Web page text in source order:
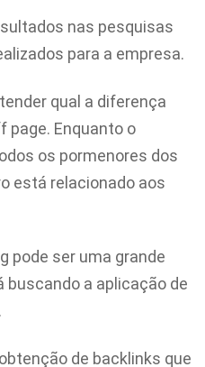
nas pesquisas
para a empresa.
qual a diferença
page. Enquanto o
os pormenores dos
está relacionado aos
pode ser uma grande
a aplicação de
de backlinks que